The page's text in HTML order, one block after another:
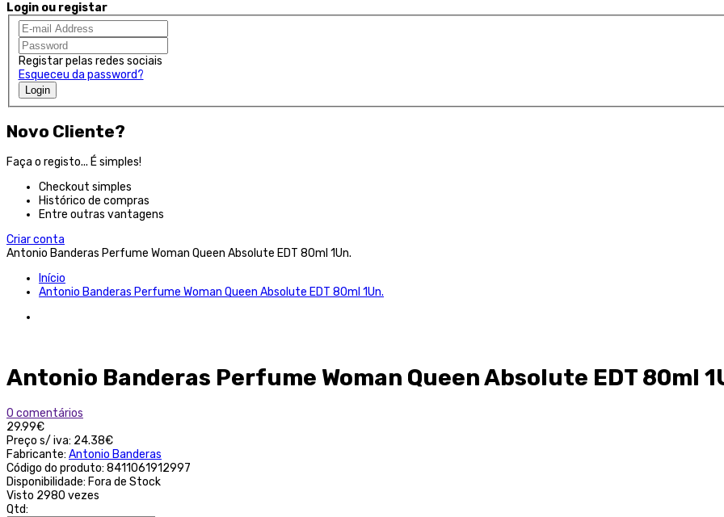
Login ou registar
Registar pelas redes sociais
Esqueceu da password?
Login
Novo Cliente?
Faça o registo... É simples!
Checkout simples
Histórico de compras
Entre outras vantagens
Criar conta
Antonio Banderas Perfume Woman Queen Absolute EDT 80ml 1Un.
Início
Antonio Banderas Perfume Woman Queen Absolute EDT 80ml 1Un.
Antonio Banderas Perfume Woman Queen Absolute EDT 80ml
0 comentários
29.99€
Preço s/ iva: 24.38€
Fabricante: Antonio Banderas
Código do produto: 8411061912997
Disponibilidade: Fora de Stock
Visto 2980 vezes
Qtd: